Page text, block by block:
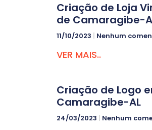
Criação de Loja
de Camaragibe-
11/10/2023 Nenhum
VER MAIS..
Criação de Logo
Camaragibe-AL
24/03/2023 Nenhum